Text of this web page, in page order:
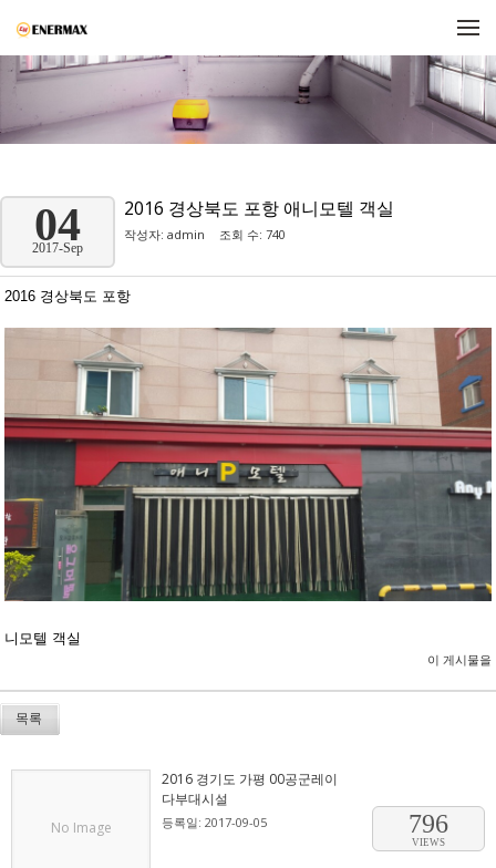
04
2017-Sep
2016 경상북도 포항 애니모텔 객실
작성자: admin 조회 수: 740
2016 경상북도 포항
니모텔 객실
이 게시물을
목록
No Image
2016 경기도 가평 00공군레이
다부대시설
등록일: 2017-09-05 796
VIEWS